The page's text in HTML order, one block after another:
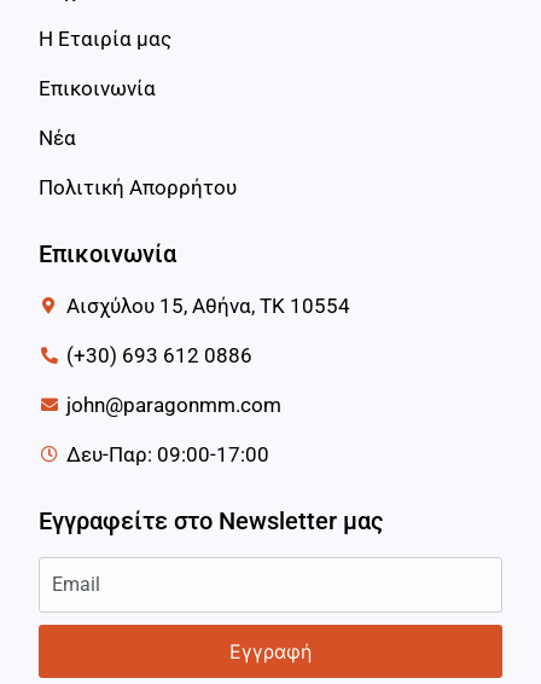
Η Εταιρία μας
Επικοινωνία
Νέα
Πολιτική Απορρήτου
Επικοινωνία
Αισχύλου 15, Αθήνα, ΤΚ 10554
(+30) 693 612 0886
john@paragonmm.com
Δευ-Παρ: 09:00-17:00
Εγγραφείτε στο Newsletter μας
Εγγραφή